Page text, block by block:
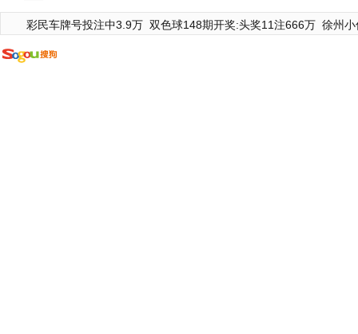
彩民车牌号投注中3.9万 双色球148期开奖:头奖11注666万 徐州